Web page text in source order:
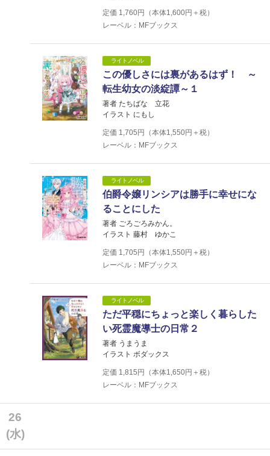
定価 1,760円（本体1,600円＋税）
レーベル：MFブックス
ライトノベル
この優しさには裏があるはず！ ～
転生幼女の淡綻譚～１
著者 たちばな 立花
イラスト にもし
定価 1,705 円（本体1,550円＋税）
レーベル：MFブックス
ライトノベル
伯爵令嬢リンシアは勝手に幸せにな
ることにした
著者 ごろごろみかん。
イラスト 藤村 ゆかこ
定価 1,705 円（本体1,550円＋税）
レーベル：MFブックス
ライトノベル
ただ平穏にちょっと楽しく暮らした
い死霊魔導士の日常２
著者 うまうま
イラスト ボダックス
定価 1,815 円（本体1,650円＋税）
レーベル：MFブックス
26
(水)